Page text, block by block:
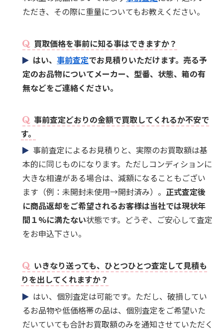
ただき、その際に重量についてもお教えください。
買取価格を事前に知る事はできますか？
はい、事前査定でお見積りいただけます。売る予
定のお品物についてメーカー、型番、状態、箱の有
無などをご連絡ください。
事前査定どおりの金額で買取してくれるか不安で
す。
事前査定によるお見積りと、実際のお買取額は基
本的に同じものになります。ただしコンディションに
大きな相違がある場合は、減額になることもござい
ます（例：未開封未使用→開封済み）。 正式査定後
に商品返却をご希望されるお客様は当社では現状年
間１%に満たない状態です。どうぞ、ご安心して査定
をお申込下さい。
いきなり送っても、ひとつひとつ査定して見積も
りを出してくれますか？
はい、個別査定は可能です。ただし、破損してい
るお品物や低価格帯の品は、個別査定をご希望いた
だいていても合計お買取額のみを通知させていただく